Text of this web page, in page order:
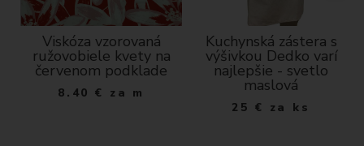
Viskóza vzorovaná
ružovobiele kvety na
červenom podklade
8.40 € za m
Kuchynská zástera s
výšivkou Dedko varí
najlepšie - svetlo
maslová
25 € za ks